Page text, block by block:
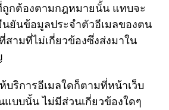
ถูกต้องตามกฎหมายนั้น แทบจะ
นยันข้อมูลประจำตัวอีเมลของตน
ามที่ไม่เกี่ยวข้องซึ่งส่งมาใน
ริการอีเมลใดก็ตามที่หน้าเว็บ
แบบนั้น ไม่มีส่วนเกี่ยวข้องใดๆ